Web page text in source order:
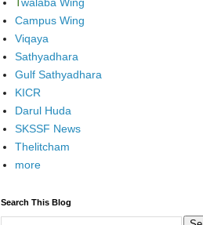
Twalaba Wing
Campus Wing
Viqaya
Sathyadhara
Gulf Sathyadhara
KICR
Darul Huda
SKSSF News
Thelitcham
more
Search This Blog